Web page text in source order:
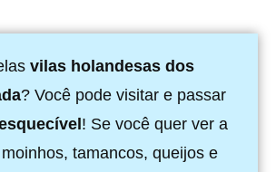
vilas holandesas dos
? Você pode visitar e passar
! Se você quer ver a
tamancos, queijos e